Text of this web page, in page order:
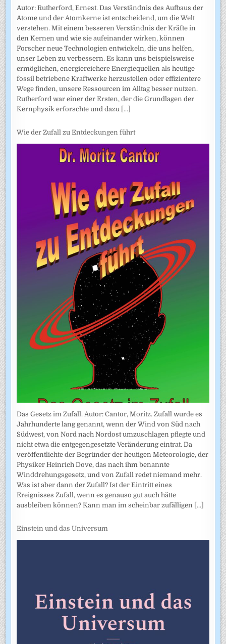
Autor: Rutherford, Ernest. Das Verständnis des Aufbaus der
Atome und der Atomkerne ist entscheidend, um die Welt
verstehen. Mit einem besseren Verständnis der Kräfte in
den Kernen und wie sie aufeinander wirken, können
Forscher neue Technologien entwickeln, die uns helfen,
unser Leben zu verbessern. Es kann uns beispielsweise
ermöglichen, energiereichere Energiequellen als heutige
fossil betriebene Kraftwerke herzustellen oder effizientere
Wege finden, unsere Ressourcen im Alltag besser nutzen.
Rutherford war einer der Ersten, der die Grundlagen der
Kernphysik erforschte und dazu [...]
Wie der Zufall zu Entdeckungen führt
Das Gesetz im Zufall. Autor: Cantor, Moritz. Zufall wurde es
Jahrhunderte lang genannt, wenn der Wind von Süd nach
Südwest, von Nord nach Nordost umzuschlagen pflegte und
nicht etwa die entgegengesetzte Veränderung eintrat. Da
veröffentlichte der Begründer der heutigen Meteorologie, der
Physiker Heinrich Dove, das nach ihm benannte
Winddrehungsgesetz, und von Zufall redet niemand mehr.
Was ist aber dann der Zufall? Ist der Eintritt eines
Ereignisses Zufall, wenn es genauso gut auch hätte
ausbleiben können? Kann man im scheinbar zufälligen [...]
Einstein und das Universum